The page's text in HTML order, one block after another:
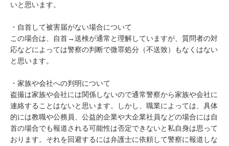
いと思います。
・自首して被害届がない場合について
この場合は、自首→送検が通常と理解していますが、質問者の対
応などによっては警察の判断で微罪処分（不送致）もなくはない
と思います。
・家族や会社への判明について
盗撮は家族や会社には関係しないので通常警察から家族や会社に
連絡することはないと思います。しかし、職業によっては、具体
的には教職や公務員、公益的企業や大企業社員などの場合には自
首の場合でも報道される可能性は否定できないと私自身は思って
おります。それを回避するには弁護士に依頼して警察に報道しな